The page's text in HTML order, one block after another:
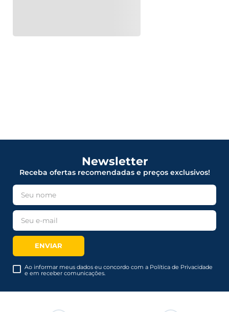
Newsletter
Receba ofertas recomendadas e preços exclusivos!
ENVIAR
Ao informar meus dados eu concordo com a Política de Privacidade
e em receber comunicações.